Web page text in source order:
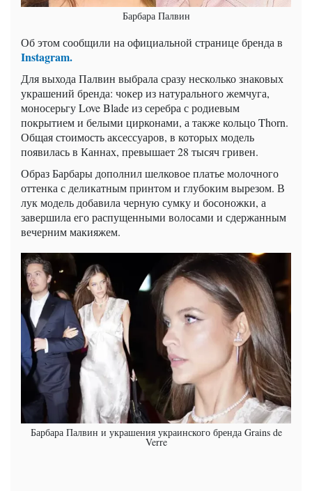
Барбара Палвин
Об этом сообщили на официальной странице бренда в
Instagram.
Для выхода Палвин выбрала сразу несколько знаковых
украшений бренда: чокер из натурального жемчуга,
моносерьгу Love Blade из серебра с родиевым
покрытием и белыми цирконами, а также кольцо Thorn.
Общая стоимость аксессуаров, в которых модель
появилась в Каннах, превышает 28 тысяч гривен.
Образ Барбары дополнил шелковое платье молочного
оттенка с деликатным принтом и глубоким вырезом. В
лук модель добавила черную сумку и босоножки, а
завершила его распущенными волосами и сдержанным
вечерним макияжем.
Барбара Палвин и украшения украинского бренда Grains de
Verre